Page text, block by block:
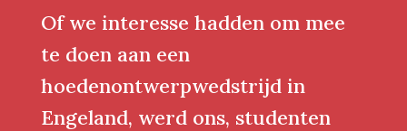
Of we interesse hadden om mee
te doen aan een
hoedenontwerpwedstrijd in
Engeland, werd ons, studenten